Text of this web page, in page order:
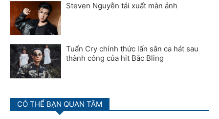
Steven Nguyễn tái xuất màn ảnh
Tuấn Cry chính thức lấn sân ca hát sau
thành công của hit Bắc Bling
CÓ THỂ BẠN QUAN TÂM